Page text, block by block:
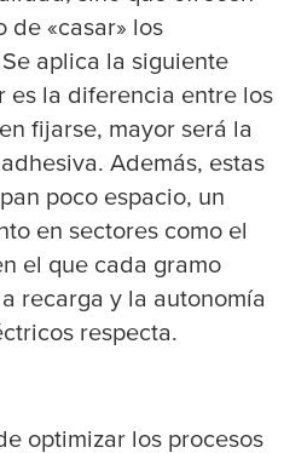
de «casar» los
aplica la siguiente
es la diferencia entre los
fijarse, mayor será la
Además, estas
poco espacio, un
en sectores como el
el que cada gramo
recarga y la autonomía
respecta.
optimizar los procesos